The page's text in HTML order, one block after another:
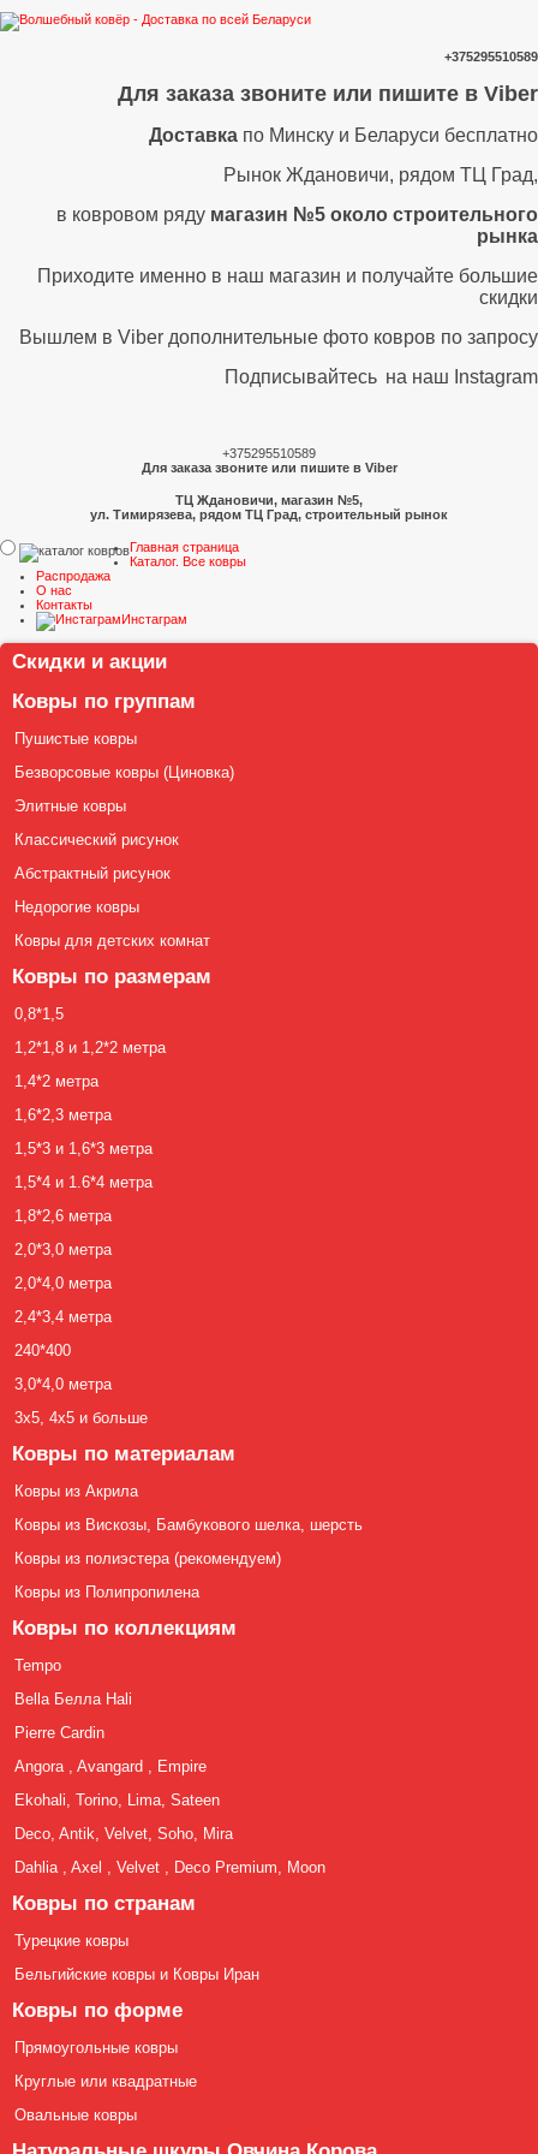
+375295510589
Для заказа звоните или пишите в Viber
Доставка по Минску и Беларуси бесплатно
Рынок Ждановичи, рядом ТЦ Град,
в ковровом ряду магазин №5 около строительного
рынка
Приходите именно в наш магазин и получайте большие
скидки
Вышлем в Viber дополнительные фото ковров по запросу
Подписывайтесь на наш Instagram
+375295510589
Для заказа звоните или пишите в Viber
ТЦ Ждановичи, магазин №5,
ул. Тимирязева, рядом ТЦ Град, строительный рынок
Главная страница
Каталог. Все ковры
Распродажа
О нас
Контакты
Инстаграм
Скидки и акции
Ковры по группам
Пушистые ковры
Безворсовые ковры (Циновка)
Элитные ковры
Классический рисунок
Абстрактный рисунок
Недорогие ковры
Ковры для детских комнат
Ковры по размерам
0,8*1,5
1,2*1,8 и 1,2*2 метра
1,4*2 метра
1,6*2,3 метра
1,5*3 и 1,6*3 метра
1,5*4 и 1.6*4 метра
1,8*2,6 метра
2,0*3,0 метра
2,0*4,0 метра
2,4*3,4 метра
240*400
3,0*4,0 метра
3х5, 4х5 и больше
Ковры по материалам
Ковры из Акрила
Ковры из Вискозы, Бамбукового шелка, шерсть
Ковры из полиэстера (рекомендуем)
Ковры из Полипропилена
Ковры по коллекциям
Tempo
Bella Белла Hali
Pierre Cardin
Angora , Avangard , Empire
Ekohali, Torino, Lima, Sateen
Deco, Antik, Velvet, Soho, Mira
Dahlia , Axel , Velvet , Deco Premium, Moon
Ковры по странам
Турецкие ковры
Бельгийские ковры и Ковры Иран
Ковры по форме
Прямоугольные ковры
Круглые или квадратные
Овальные ковры